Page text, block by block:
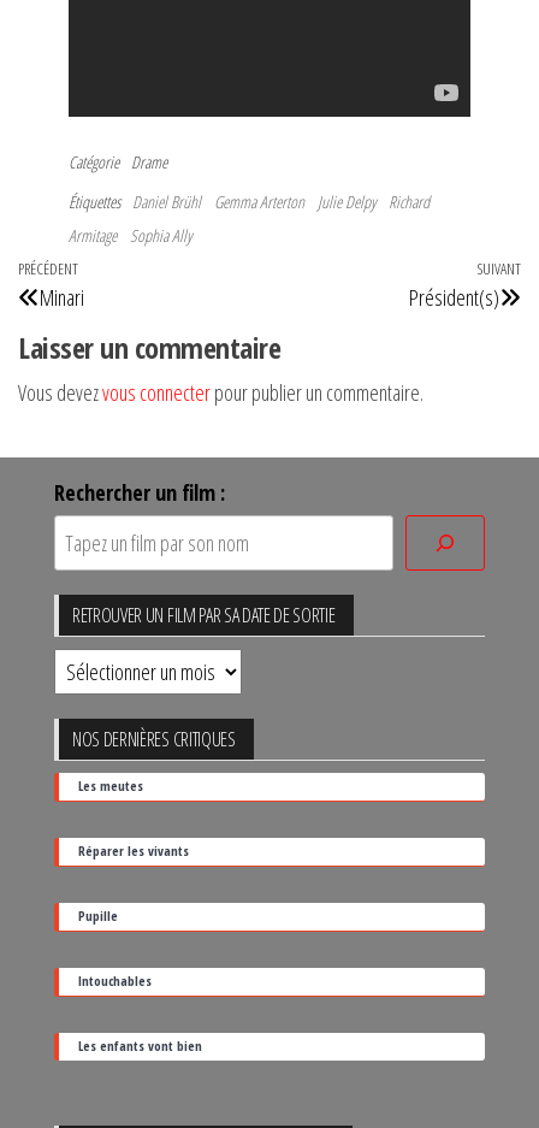
Catégorie Drame
Étiquettes Daniel Brühl Gemma Arterton Julie Delpy
Richard
Armitage Sophia Ally
Navigation
de
l’article
Article
précédent
PRÉCÉDENT
Minari
SUIVANT
Président(s)
Laisser un commentaire
Vous devezvous connecterpour publier un commentaire.
Rechercher un film :
RETROUVER UN FILM PAR SA DATE DE SORTIE
Retrouver
un
film
par
sa
date
de
sortie
NOS DERNIÈRES CRITIQUES
Les meutes
Réparer les vivants
Pupille
Intouchables
Les enfants vont bien